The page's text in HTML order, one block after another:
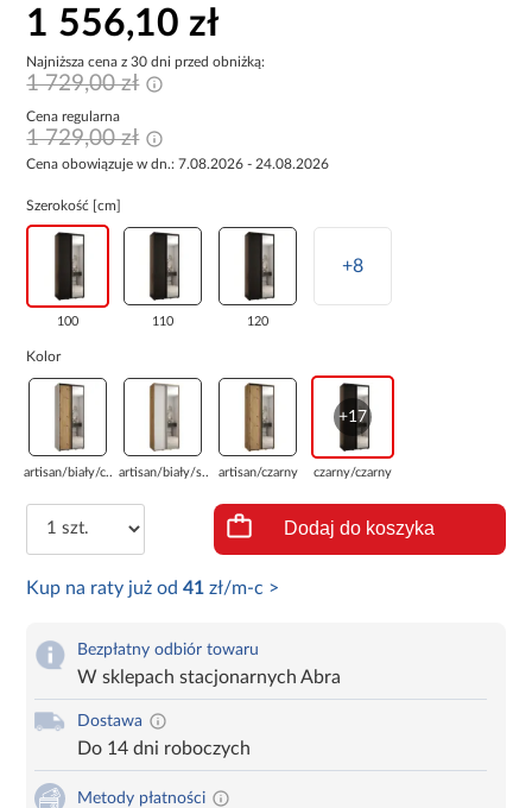
1 556,10 zł
Najniższa cena z 30 dni przed obniżką:
1 729,00 zł
Cena regularna
1 729,00 zł
Cena obowiązuje w dn.: 7.08.2026 - 24.08.2026
Szerokość [cm]
100 110 120
+8
Kolor
artisan/biały/c... artisan/biały/s... artisan/czarny
+17
czarny/czarny
Dodaj do koszyka
Kup na raty już od41 zł/m-c >
Bezpłatny odbiór towaru
W sklepach stacjonarnych Abra
Dostawa
Do 14 dni roboczych
Metody płatności